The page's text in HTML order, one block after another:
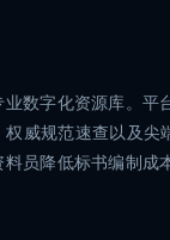
数字化资源库。平
威规范速查以及尖
员降低标书编制成